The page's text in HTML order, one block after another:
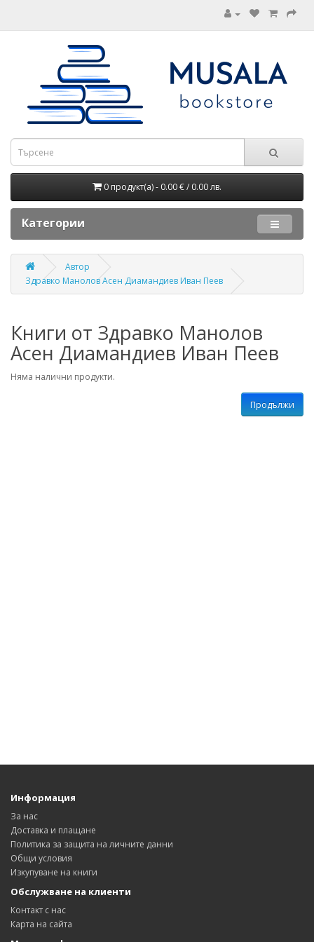
0 продукт(а) - 0.00 € / 0.00 лв.
Категории
Автор
Здравко Манолов Асен Диамандиев Иван Пеев
Книги от Здравко Манолов
Асен Диамандиев Иван Пеев
Няма налични продукти.
Продължи
Информация
За нас
Доставка и плащане
Политика за защита на личните данни
Общи условия
Изкупуване на книги
Обслужване на клиенти
Контакт с нас
Карта на сайта